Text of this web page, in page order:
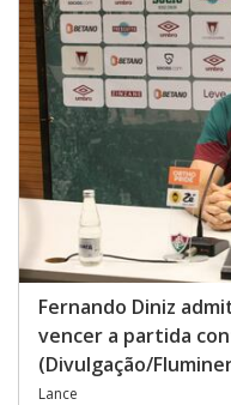
Fernando Diniz
vencer a partida
(Divulgação/
Lance